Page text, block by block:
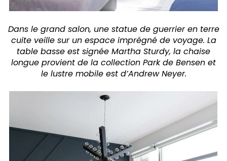
Dans le grand salon, une statue de guerrier en terre
cuite veille sur un espace imprégné de voyage. La
table basse est signée Martha Sturdy, la chaise
longue provient de la collection Park de Bensen et
le lustre mobile est d’Andrew Neyer.